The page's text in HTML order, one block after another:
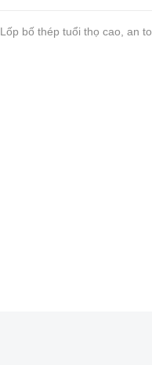
Lốp bố thép tuổi thọ cao, an